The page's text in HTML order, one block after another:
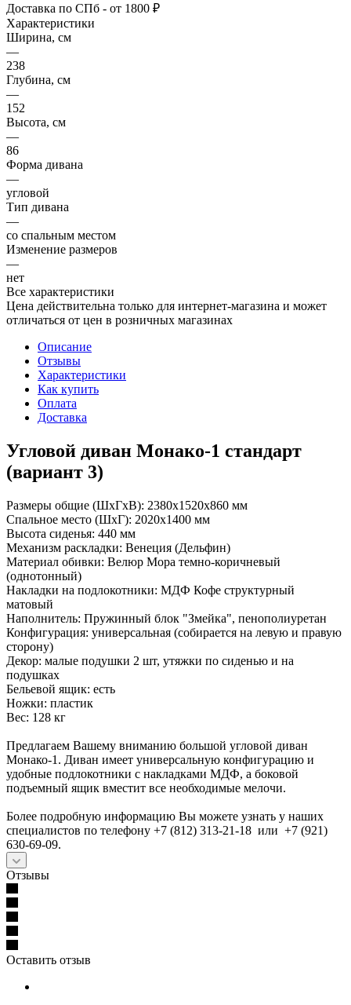
Доставка по СПб - от 1800 ₽
Характеристики
Ширина, см
—
238
Глубина, см
—
152
Высота, см
—
86
Форма дивана
—
угловой
Тип дивана
—
со спальным местом
Изменение размеров
—
нет
Все характеристики
Цена действительна только для интернет-магазина и может
отличаться от цен в розничных магазинах
Описание
Отзывы
Характеристики
Как купить
Оплата
Доставка
Угловой диван Монако-1 стандарт
(вариант 3)
Размеры общие (ШхГхВ): 2380х1520х860 мм
Спальное место (ШхГ): 2020х1400 мм
Высота сиденья: 440 мм
Механизм раскладки: Венеция (Дельфин)
Материал обивки: Велюр Мора темно-коричневый
(однотонный)
Накладки на подлокотники: МДФ Кофе структурный
матовый
Наполнитель: Пружинный блок "Змейка", пенополиуретан
Конфигурация: универсальная (собирается на левую и правую
сторону)
Декор: малые подушки 2 шт, утяжки по сиденью и на
подушках
Бельевой ящик: есть
Ножки: пластик
Вес: 128 кг
Предлагаем Вашему вниманию большой угловой диван
Монако-1. Диван имеет универсальную конфигурацию и
удобные подлокотники с накладками МДФ, а боковой
подъемный ящик вместит все необходимые мелочи.
Более подробную информацию Вы можете узнать у наших
специалистов по телефону +7 (812) 313-21-18 или +7 (921)
630-69-09.
Отзывы
Оставить отзыв